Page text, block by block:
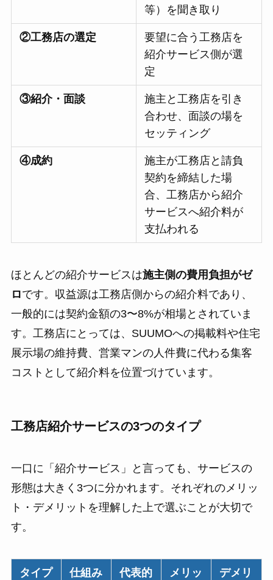
等）を聞き取り
②工務店の選定
要望に合う工務店を
紹介サービス側が選
定
③紹介・面談
施主と工務店を引き
合わせ、面談の場を
セッティング
④成約
施主が工務店と請負
契約を締結した場
合、工務店から紹介
サービスへ紹介料が
支払われる
ほとんどの紹介サービスは施主側の費用負担がゼ
ロです。収益源は工務店側からの紹介料であり、
一般的には契約金額の3〜8%が相場とされていま
す。工務店にとっては、SUUMOへの掲載料や住宅
展示場の維持費、営業マンの人件費に代わる集客
コストとして紹介料を位置づけています。
工務店紹介サービスの3つのタイプ
一口に「紹介サービス」と言っても、サービスの
形態は大きく3つに分かれます。それぞれのメリッ
ト・デメリットを理解した上で選ぶことが大切で
す。
タイプ 仕組み
代表的
メリッ
デメリ